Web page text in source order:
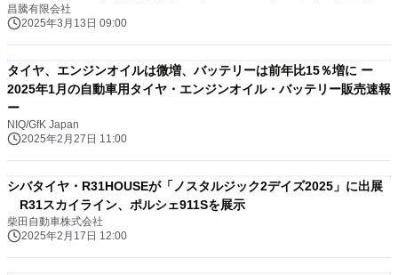
昌騰有限会社
2025年3月13日 09:00
タイヤ、エンジンオイルは微増、バッテリーは前年比15％増に ー
2025年1月の自動車用タイヤ・エンジンオイル・バッテリー販売速報
ー
NIQ/GfK Japan
2025年2月27日 11:00
シバタイヤ・R31HOUSEが「ノスタルジック2デイズ2025」に出展
R31スカイライン、ポルシェ911Sを展示
柴田自動車株式会社
2025年2月17日 12:00